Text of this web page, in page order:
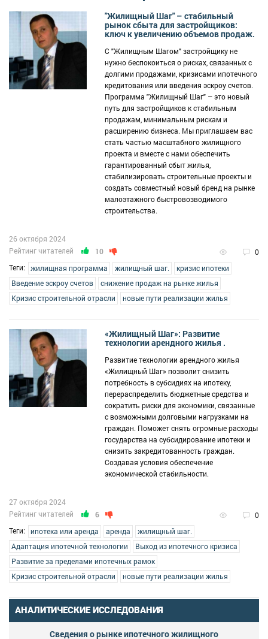
"Жилищный Шаг" – стабильный
рынок сбыта для застройщиков:
ключ к увеличению объемов продаж.
С "Жилищным Шагом" застройщику не
нужно беспокоиться о рисках, связанных с
долгими продажами, кризисами ипотечного
кредитования или введения эскроу счетов.
Программа "Жилищный Шаг" – это новый
путь для застройщиков к стабильным
продажам, минимальным рискам и
расширению бизнеса. Мы приглашаем вас
стать частью масштабного жилищного
проекта и вместе с нами обеспечить
гарантированный сбыт жилья,
стабилизировать строительные проекты и
создать совместный новый бренд на рынке
малоэтажного быстровозводимого
строительства.
Рейтинг читателей 10 0
26 октября 2024
Теги: жилищная программа жилищный шаг.
кризис ипотеки
Введение эскроу счетов
снижение продаж на рынке жилья
Кризис строительной отрасли
новые пути реализации жилья
«Жилищный Шаг»: Развитие
технологии арендного жилья .
Развитие технологии арендного жилья
«Жилищный Шаг» позволит снизить
потребность в субсидиях на ипотеку,
перераспределить бюджетные средства и
сократить риски для экономики, связанные
с возможными долговыми нагрузками на
граждан. Поможет снять огромные расходы
государства на субсидирование ипотеки и
снизить закредитованность граждан.
Создавая условия обеспечение
экономической стабильности.
Рейтинг читателей 6 0
27 октября 2024
Теги: ипотека или аренда аренда
жилищный шаг.
Адаптация ипотечной технологии
Выход из ипотечного кризиса
Развитие за пределами ипотечных рамок
Кризис строительной отрасли
новые пути реализации жилья
АНАЛИТИЧЕСКИЕ ИССЛЕДОВАНИЯ
Сведения о рынке ипотечного жилищного